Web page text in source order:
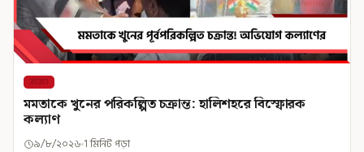
রাজ্য
মমতাকে খুনের পরিকল্পিত চক্রান্ত: হালিশহরে বিস্ফোরক
কল্যাণ
৯/৮/২০২৬ 1 মিনিট পড়া